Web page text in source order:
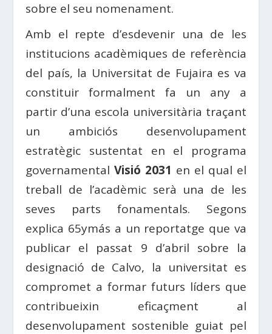
sobre el seu nomenament.
Amb el repte d’esdevenir una de les
institucions acadèmiques de referència
del país, la Universitat de Fujaira es va
constituir formalment fa un any a
partir d’una escola universitària traçant
un ambiciós desenvolupament
estratègic sustentat en el programa
governamentalVisió 2031 en el qual el
treball de l’acadèmic serà una de les
seves parts fonamentals. Segons
explica 65ymás a un reportatge que va
publicar el passat 9 d’abril sobre la
designació de Calvo, la universitat es
compromet a formar futurs líders que
contribueixin eficaçment al
desenvolupament sostenible guiat pel